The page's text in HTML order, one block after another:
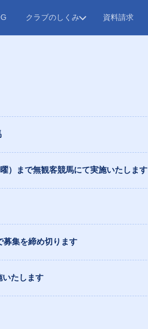
クラブのしくみ 資料請求
）まで無観客競馬にて実施いたします
募集を締め切ります
いたします